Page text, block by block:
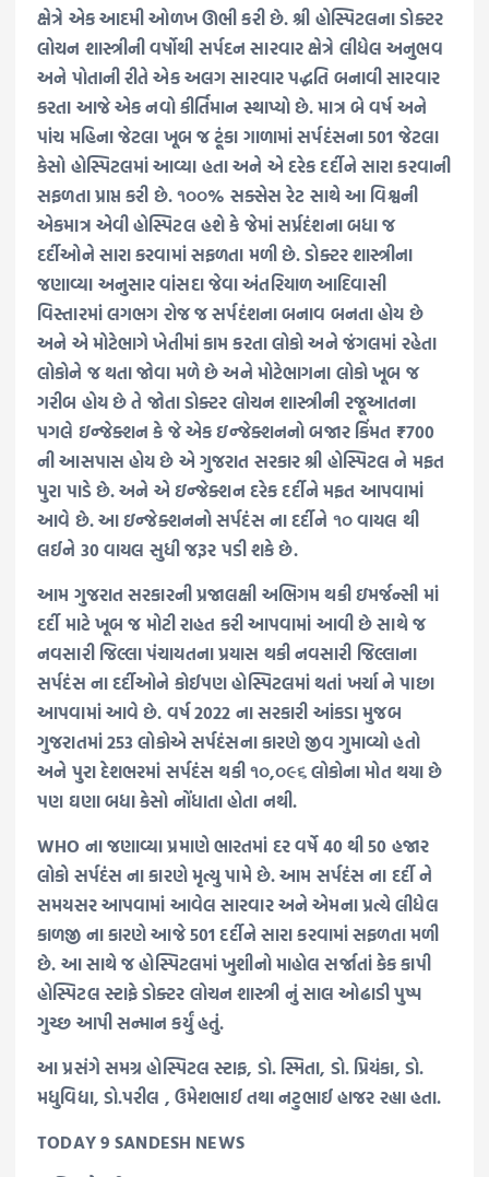
ક્ષેત્રે એક આદમી ઓળખ ઊભી કરી છે. શ્રી હોસ્પિટલના ડોક્ટર
લોચન શાસ્ત્રીની વર્ષોથી સર્પદન સારવાર ક્ષેત્રે લીધેલ અનુભવ
અને પોતાની રીતે એક અલગ સારવાર પદ્ધતિ બનાવી સારવાર
કરતા આજે એક નવો કીર્તિમાન સ્થાપ્યો છે. માત્ર બે વર્ષ અને
પાંચ મહિના જેટલા ખૂબ જ ટૂંકા ગાળામાં સર્પદંસના 501 જેટલા
કેસો હોસ્પિટલમાં આવ્યા હતા અને એ દરેક દર્દીને સારા કરવાની
સફળતા પ્રાપ્ત કરી છે. ૧૦૦% સક્સેસ રેટ સાથે આ વિશ્વની
એકમાત્ર એવી હોસ્પિટલ હશે કે જેમાં સર્પ્રદંશના બધા જ
દર્દીઓને સારા કરવામાં સફળતા મળી છે. ડોક્ટર શાસ્ત્રીના
જણાવ્યા અનુસાર વાંસદા જેવા અંતરિયાળ આદિવાસી
વિસ્તારમાં લગભગ રોજ જ સર્પદંશના બનાવ બનતા હોય છે
અને એ મોટેભાગે ખેતીમાં કામ કરતા લોકો અને જંગલમાં રહેતા
લોકોને જ થતા જોવા મળે છે અને મોટેભાગના લોકો ખૂબ જ
ગરીબ હોય છે તે જોતા ડોક્ટર લોચન શાસ્ત્રીની રજૂઆતના
પગલે ઇન્જેક્શન કે જે એક ઇન્જેક્શનનો બજાર કિંમત ₹700
ની આસપાસ હોય છે એ ગુજરાત સરકાર શ્રી હોસ્પિટલ ને મફત
પુરા પાડે છે. અને એ ઇન્જેક્શન દરેક દર્દીને મફત આપવામાં
આવે છે. આ ઇન્જેક્શનનો સર્પદંસ ના દર્દીને ૧૦ વાયલ થી
લઈને 30 વાયલ સુધી જરૂર પડી શકે છે.
આમ ગુજરાત સરકારની પ્રજાલક્ષી અભિગમ થકી ઇમર્જન્સી માં
દર્દી માટે ખૂબ જ મોટી રાહત કરી આપવામાં આવી છે સાથે જ
નવસારી જિલ્લા પંચાયતના પ્રયાસ થકી નવસારી જિલ્લાના
સર્પદંસ ના દર્દીઓને કોઈપણ હોસ્પિટલમાં થતાં ખર્ચા ને પાછા
આપવામાં આવે છે. વર્ષ 2022 ના સરકારી આંકડા મુજબ
ગુજરાતમાં 253 લોકોએ સર્પદંસના કારણે જીવ ગુમાવ્યો હતો
અને પુરા દેશભરમાં સર્પદંસ થકી ૧૦,૦૯૬ લોકોના મોત થયા છે
પણ ઘણા બધા કેસો નોંધાતા હોતા નથી.
WHO ના જણાવ્યા પ્રમાણે ભારતમાં દર વર્ષે 40 થી 50 હજાર
લોકો સર્પદંસ ના કારણે મૃત્યુ પામે છે. આમ સર્પદંસ ના દર્દી ને
સમયસર આપવામાં આવેલ સારવાર અને એમના પ્રત્યે લીધેલ
કાળજી ના કારણે આજે 501 દર્દીને સારા કરવામાં સફળતા મળી
છે. આ સાથે જ હોસ્પિટલમાં ખુશીનો માહોલ સર્જાતાં કેક કાપી
હોસ્પિટલ સ્ટાફે ડોક્ટર લોચન શાસ્ત્રી નું સાલ ઓઢાડી પુષ્પ
ગુચ્છ આપી સન્માન કર્યું હતું.
આ પ્રસંગે સમગ્ર હોસ્પિટલ સ્ટાફ, ડો. સ્મિતા, ડો. પ્રિયંકા, ડો.
મધુવિદ્યા, ડો.પરીલ , ઉમેશભાઈ તથા નટુભાઈ હાજર રહ્યા હતા.
TODAY 9 SANDESH NEWS